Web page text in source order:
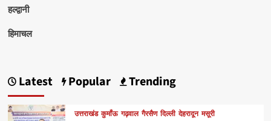
हल्द्वानी
हिमाचल
Latest Popular Trending
उत्तराखंड कुमाँऊ गढ़वाल गैरसैण दिल्ली देहरादून मसूरी